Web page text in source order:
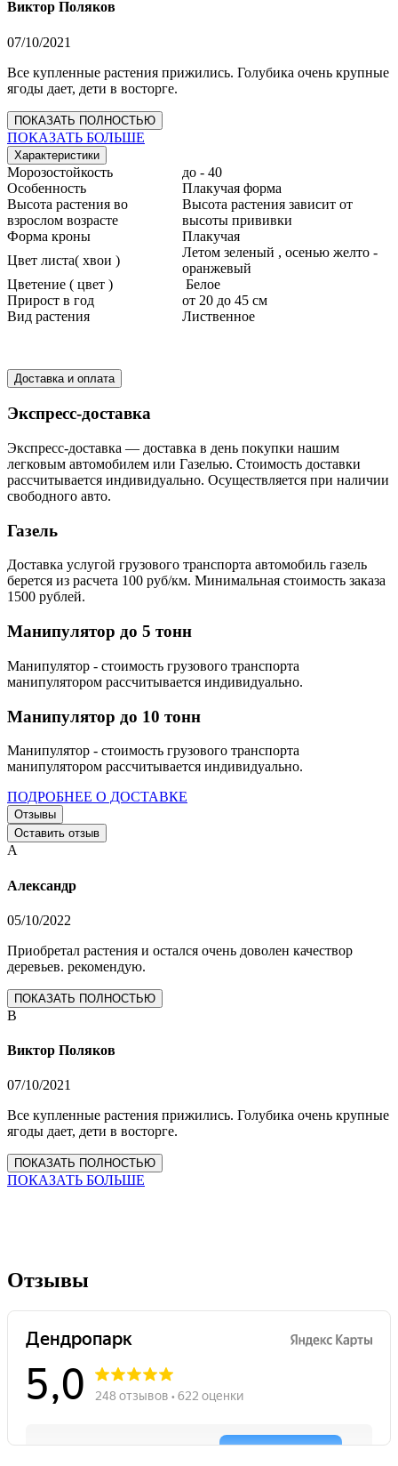
Виктор Поляков
07/10/2021
Все купленные растения прижились. Голубика очень крупные
ягоды дает, дети в восторге.
ПОКАЗАТЬ ПОЛНОСТЬЮ
ПОКАЗАТЬ БОЛЬШЕ
Характеристики
Морозостойкость
до - 40
Особенность
Плакучая форма
Высота растения во
взрослом возрасте
Высота растения зависит от
высоты прививки
Форма кроны
Плакучая
Цвет листа( хвои )
Летом зеленый , осенью желто -
оранжевый
Цветение ( цвет )
Белое
Прирост в год
от 20 до 45 см
Вид растения
Лиственное
Доставка и оплата
Экспресс-доставка
Экспресс-доставка — доставка в день покупки нашим
легковым автомобилем или Газелью. Стоимость доставки
рассчитывается индивидуально. Осуществляется при наличии
свободного авто.
Газель
Доставка услугой грузового транспорта автомобиль газель
берется из расчета 100 руб/км. Минимальная стоимость заказа
1500 рублей.
Манипулятор до 5 тонн
Манипулятор - стоимость грузового транспорта
манипулятором рассчитывается индивидуально.
Манипулятор до 10 тонн
Манипулятор - стоимость грузового транспорта
манипулятором рассчитывается индивидуально.
ПОДРОБНЕЕ О ДОСТАВКЕ
Отзывы
Оставить отзыв
А
Александр
05/10/2022
Приобретал растения и остался очень доволен качествор
деревьев. рекомендую.
ПОКАЗАТЬ ПОЛНОСТЬЮ
В
Виктор Поляков
07/10/2021
Все купленные растения прижились. Голубика очень крупные
ягоды дает, дети в восторге.
ПОКАЗАТЬ ПОЛНОСТЬЮ
ПОКАЗАТЬ БОЛЬШЕ
Отзывы